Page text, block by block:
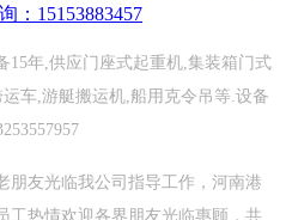
：15153883457
15年,供应门座式起重机,集装箱门式
车,游艇搬运机,船用克令吊等.设备
朋友光临我公司指导工作，河南港
工热情欢迎各界朋友光临惠顾，共